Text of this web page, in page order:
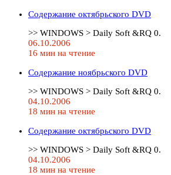
Содержание октябрьского DVD
>> WINDOWS > Daily Soft &RQ 0.
06.10.2006
16 мин на чтение
Содержание ноябрьского DVD
>> WINDOWS > Daily Soft &RQ 0.
04.10.2006
18 мин на чтение
Содержание октябрьского DVD
>> WINDOWS > Daily Soft &RQ 0.
04.10.2006
18 мин на чтение